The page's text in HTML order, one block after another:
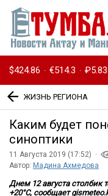
$424.86 · €514.3 · ₽5.83
ЖИЗНЬ РЕГИОНА
Каким будет
синоптики
11 Августа 2019 (17:52) ·
Автор: Мадина Ахмедова
Днем 12 августа столбик
+20°C, сообщает